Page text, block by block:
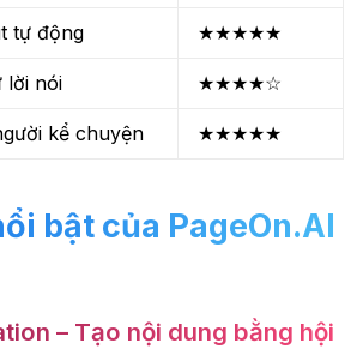
tự động ★★★★★
lời nói ★★★★☆
kể chuyện ★★★★★
bật của PageOn.AI
– Tạo nội dung bằng hội